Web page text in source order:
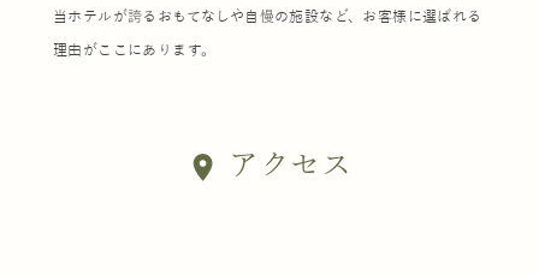
当ホテルが誇るおもてなしや自慢の施設など、お客様に選ばれる
理由がここにあります。
location_on アクセス